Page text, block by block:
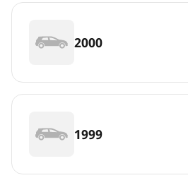
2000
1999